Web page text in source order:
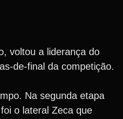
voltou a liderança do
de-final da competição.
Na segunda etapa
o lateral Zeca que